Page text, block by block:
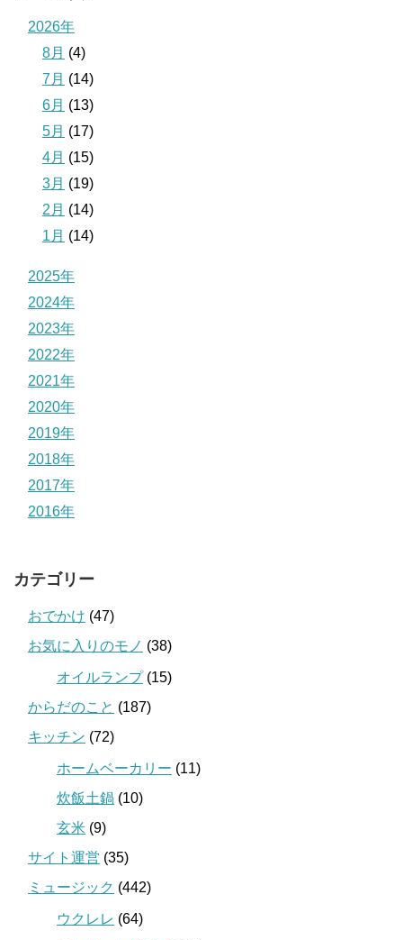
2026年
8月 (4)
7月 (14)
6月 (13)
5月 (17)
4月 (15)
3月 (19)
2月 (14)
1月 (14)
2025年
2024年
2023年
2022年
2021年
2020年
2019年
2018年
2017年
2016年
カテゴリー
おでかけ (47)
お気に入りのモノ (38)
オイルランプ(15)
からだのこと (187)
キッチン (72)
ホームベーカリー (11)
炊飯土鍋 (10)
玄米 (9)
サイト運営 (35)
ミュージック (442)
ウクレレ (64)